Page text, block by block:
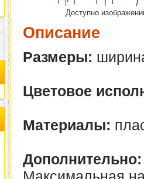
Доступно
Описание
Размеры:
Цветовое
Материалы:
Дополнительно: